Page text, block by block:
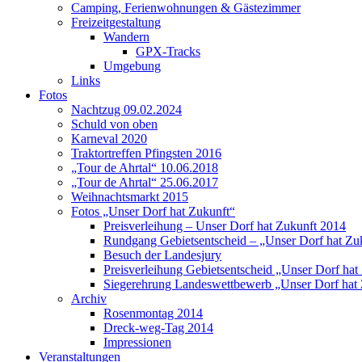
Camping, Ferienwohnungen & Gästezimmer
Freizeitgestaltung
Wandern
GPX-Tracks
Umgebung
Links
Fotos
Nachtzug 09.02.2024
Schuld von oben
Karneval 2020
Traktortreffen Pfingsten 2016
„Tour de Ahrtal“ 10.06.2018
„Tour de Ahrtal“ 25.06.2017
Weihnachtsmarkt 2015
Fotos „Unser Dorf hat Zukunft“
Preisverleihung – Unser Dorf hat Zukunft 2014
Rundgang Gebietsentscheid – „Unser Dorf hat
Besuch der Landesjury
Preisverleihung Gebietsentscheid „Unser Dorf
Siegerehrung Landeswettbewerb „Unser Dorf
Archiv
Rosenmontag 2014
Dreck-weg-Tag 2014
Impressionen
Veranstaltungen